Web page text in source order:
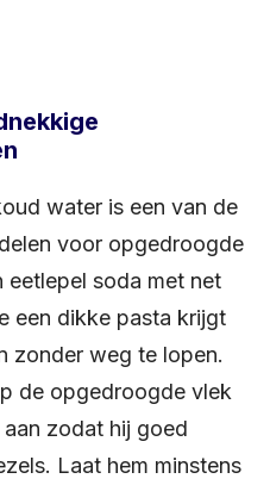
water is een van de
voor opgedroogde
soda met net
een dikke pasta krijgt
zonder weg te lopen.
de opgedroogde vlek
zodat hij goed
Laat hem minstens